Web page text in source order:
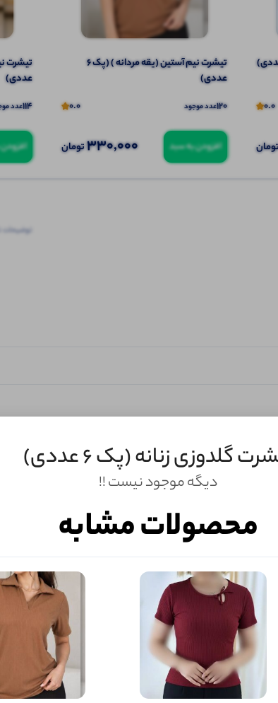
0.0
تیشرت نیم آستین (یقه مردانه ) (پک 6
عددی)
120عدد موجود 0.0
افزودن به سبد 330,000تومان
عددی)
114عدد
توضیحات
ثبـــــت‌دیدگاه
به‌عنوان کاربر
گلدوزی زنانه (پک 6 عددی)
دیگه موجود نیست !!
محصولات مشابه